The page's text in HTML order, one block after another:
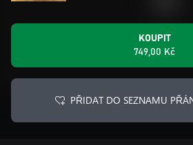
KOUPIT
749,00 Kč
PŘIDAT DO SEZNAMU